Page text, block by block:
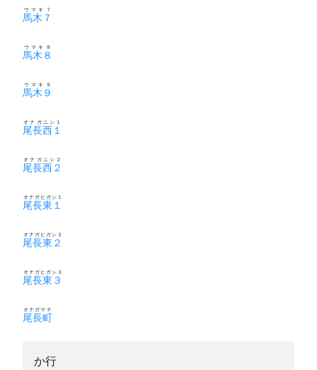
馬木７
ウマキ７
馬木８
ウマキ８
馬木９
ウマキ９
尾長西１
オナガニシ１
尾長西２
オナガニシ２
尾長東１
オナガヒガシ１
尾長東２
オナガヒガシ２
尾長東３
オナガヒガシ３
尾長町
オナガマチ
か行